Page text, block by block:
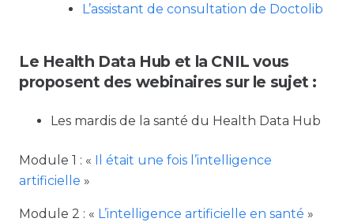
L’assistant de consultation de Doctolib
Le Health Data Hub et la CNIL vous
proposent des webinaires sur le sujet :
Les mardis de la santé du Health Data Hub
Module 1 : « Il était une fois l’intelligence
artificielle »
Module 2 : « L’intelligence artificielle en santé »